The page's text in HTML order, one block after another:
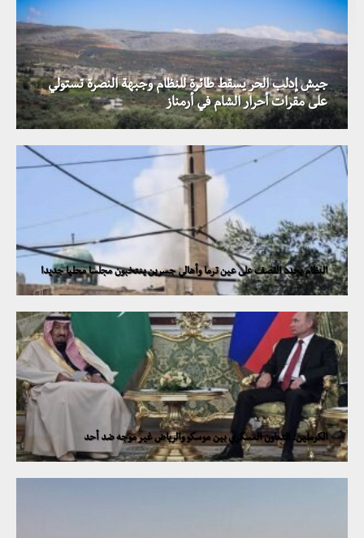
جيش إدلب الحر يسقط طائرة للنظام وجبهة النصرة تستولي
على مقرات أحرار الشام في أرمناز
النظام يجدد القصف على عين ترما وأهالي جسرين ينتخبون مجلسا محليا جديدا
الكرملين: التعاون العسكري بين موسكو والرياض غير موجه ضد أحد